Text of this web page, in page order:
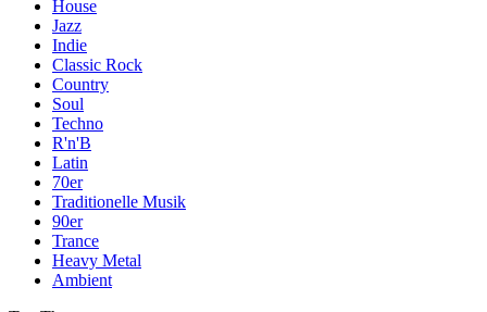
House
Jazz
Indie
Classic Rock
Country
Soul
Techno
R'n'B
Latin
70er
Traditionelle Musik
90er
Trance
Heavy Metal
Ambient